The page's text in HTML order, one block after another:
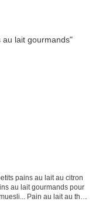
pains au lait au citron
au lait gourmands pour
Pain au lait au thé